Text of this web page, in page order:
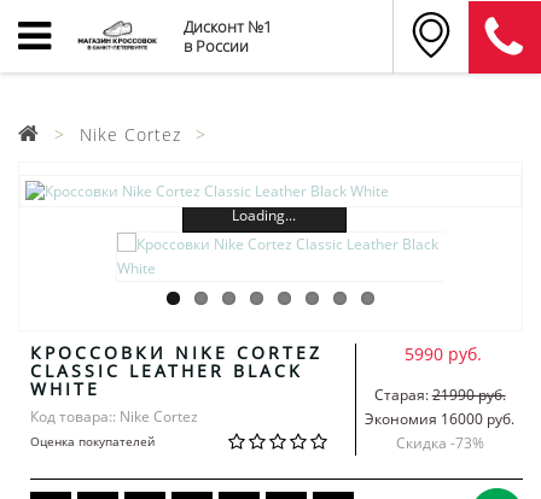
Дисконт №1
в России
Nike Cortez
Loading...
КРОССОВКИ NIKE CORTEZ
CLASSIC LEATHER BLACK
WHITE
Код товара:: Nike Cortez
Оценка покупателей
5990 руб.
Старая:21990 руб.
Экономия 16000 руб.
Скидка -73%